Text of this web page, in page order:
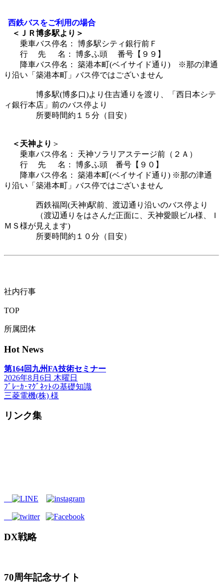
西鉄バスをご利用の場合
＜ＪＲ博多駅より＞
乗車バス停名： 博多駅シティ銀行前Ｆ
行 先 名： 博多ふ頭 番号【９９】
降車バス停名： 築港本町(ベイサイド通り) ※那の津通
り沿い「築港本町」バス停ではございません
博多駅(博多口)より住吉通りを渡り、「西日本シテ
ィ銀行本店」前のバス停より
所要時間約１５分（目安）
＜天神より ＞
乗車バス停名： 天神ソラリアステージ前（２Ａ）
行 先 名： 博多ふ頭 番号【９０】
降車バス停名： 築港本町(ベイサイド通り) ※那の津通
り沿い「築港本町」バス停ではございません
西鉄福岡(天神)駅前、渡辺通り沿いのバス停より
（渡辺通りをはさんだ正面に、天神愛眼ビル様、Ｉ
ＭＳ様が見えます)
所要時間約１０分（目安）
社内行事
TOP
所属団体
Hot News
第164回九州FA技術セミナー
2026年8月6日 木曜日
ﾌﾞﾚｰｶ･ﾏｸﾞﾈｯﾄの基礎知識
三菱電機(株) 様
リンク集
DX戦略
70周年記念サイト